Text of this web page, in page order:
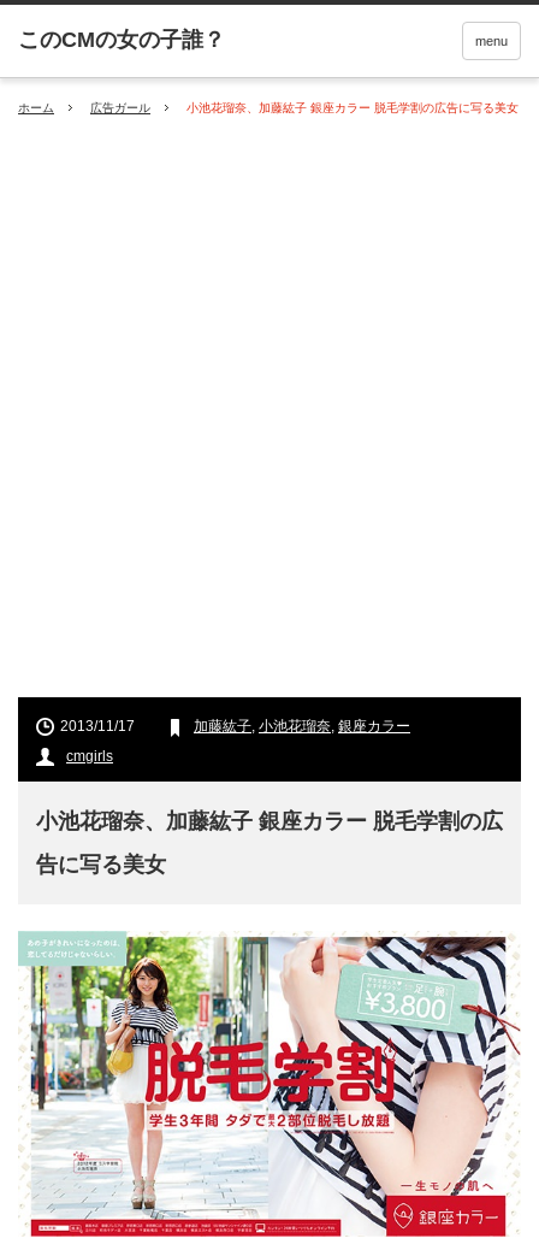
menu
ホーム 広告ガール 小池花瑠奈、加藤紘子 銀座カラー 脱毛学割の広告に写る美女
2013/11/17 加藤紘子, 小池花瑠奈, 銀座カラー
cmgirls
小池花瑠奈、加藤紘子 銀座カラー 脱毛学割の広
告に写る美女